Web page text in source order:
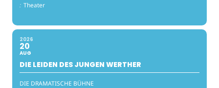
: Theater
2026
20
AUG
DIE LEIDEN DES JUNGEN WERTHER
DIE DRAMATISCHE BÜHNE